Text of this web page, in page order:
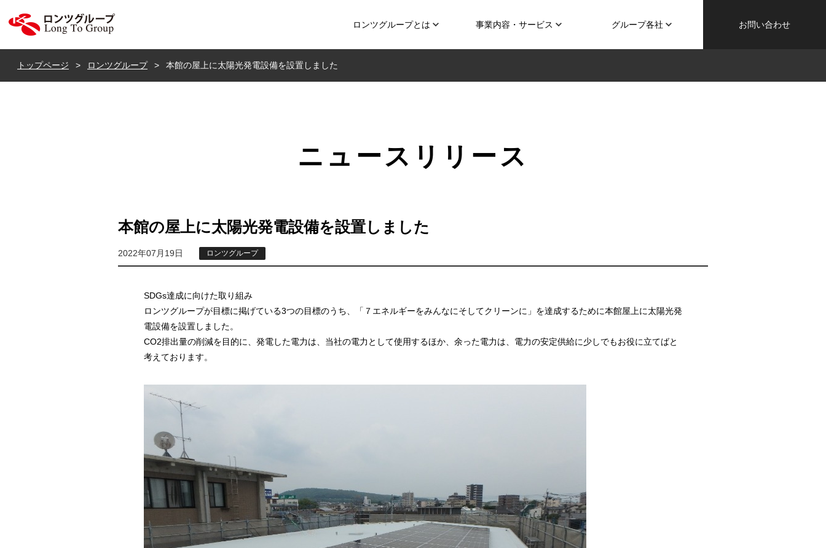
ロンツグループとは
事業内容・サービス グループ各社 お問い合わせ
トップページ ロンツグループ 本館の屋上に太陽光発電設備を設置しました
ニュースリリース
本館の屋上に太陽光発電設備を設置しました
2022年07月19日 ロンツグループ
SDGs達成に向けた取り組み
ロンツグループが目標に掲げている3つの目標のうち、「７エネルギーをみんなにそしてクリーンに」を達成するために本館屋上に太陽光発
電設備を設置しました。
CO2排出量の削減を目的に、発電した電力は、当社の電力として使用するほか、余った電力は、電力の安定供給に少しでもお役に立てばと
考えております。